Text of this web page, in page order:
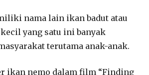
nama lain ikan badut atau
yang satu ini banyak
terutama anak-anak.
ikan nemo dalam film “Finding